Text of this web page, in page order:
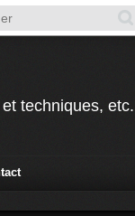
techniques,